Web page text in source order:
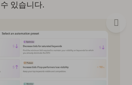
있습니다.